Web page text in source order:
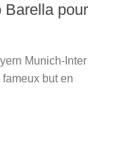
Barella pour
Munich-Inter
but en